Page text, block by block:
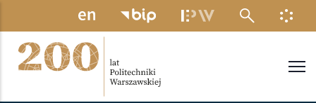
Przejdź do treści
MENU